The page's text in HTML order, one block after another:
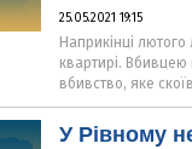
25.05.2021 19:15
Наприкінці
квартирі.
вбивство, яке
У Рівному